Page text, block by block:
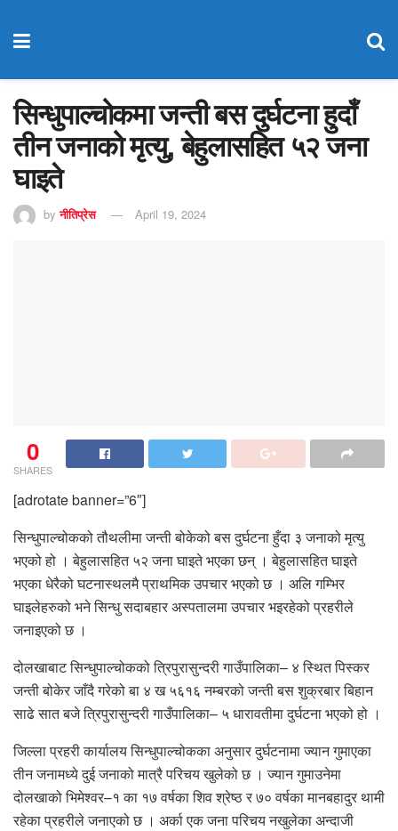
सिन्धुपाल्चोकमा जन्ती बस दुर्घटना हुदाँ
तीन जनाको मृत्यु, बेहुलासहित ५२ जना
घाइते
by नीतिप्रेस April 19, 2024
0
SHARES
[adrotate banner=”6″]
सिन्धुपाल्चोकको तौथलीमा जन्ती बोकेको बस दुर्घटना हुँदा ३ जनाको मृत्यु
भएको हो । बेहुलासहित ५२ जना घाइते भएका छन् । बेहुलासहित घाइते
भएका धेरैको घटनास्थलमै प्राथमिक उपचार भएको छ । अलि गम्भिर
घाइलेहरुको भने सिन्धु सदाबहार अस्पतालमा उपचार भइरहेको प्रहरीले
जनाइएको छ ।
दोलखाबाट सिन्धुपाल्चोकको त्रिपुरासुन्दरी गाउँपालिका– ४ स्थित पिस्कर
जन्ती बोकेर जाँदै गरेको बा ४ ख ५६१६ नम्बरको जन्ती बस शुक्रबार बिहान
साढे सात बजे त्रिपुरासुन्दरी गाउँपालिका– ५ धारावतीमा दुर्घटना भएको हो ।
जिल्ला प्रहरी कार्यालय सिन्धुपाल्चोकका अनुसार दुर्घटनामा ज्यान गुमाएका
तीन जनामध्ये दुई जनाको मात्रै परिचय खुलेको छ । ज्यान गुमाउनेमा
दोलखाको भिमेश्वर–१ का १७ वर्षका शिव श्रेष्ठ र ७० वर्षका मानबहादुर थामी
रहेका प्रहरीले जनाएको छ । अर्का एक जना परिचय नखुलेका अन्दाजी